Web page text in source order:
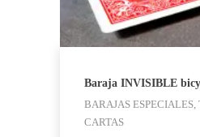
Baraja INVISIBLE
BARAJAS ESPECIALES,
CARTAS